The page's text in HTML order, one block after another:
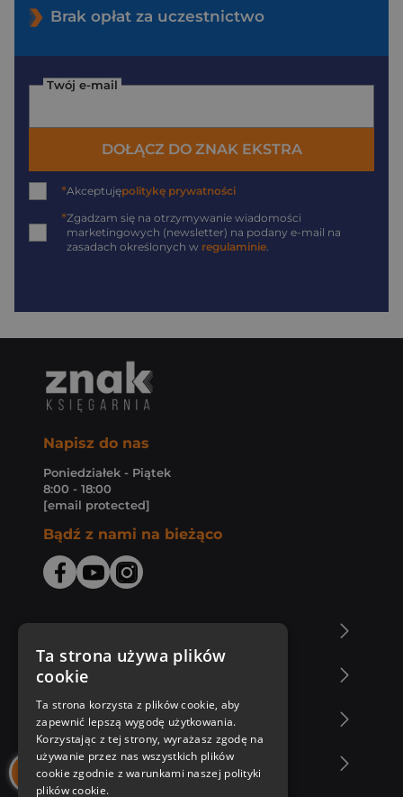
Brak opłat za uczestnictwo
Twój e-mail
DOŁĄCZ DO ZNAK EKSTRA
*Akceptujępolitykę prywatności
*Zgadzam się na otrzymywanie wiadomości
marketingowych (newsletter) na podany e-mail na
zasadach określonych w regulaminie.
Napisz do nas
Poniedziałek - Piątek
8:00 - 18:00
[email protected]
Bądź z nami na bieżąco
Zakupy u nas
Nasza oferta
Nasi autorzy
Ta strona używa plików
cookie
Ta strona korzysta z plików cookie, aby
zapewnić lepszą wygodę użytkowania.
Korzystając z tej strony, wyrażasz zgodę na
używanie przez nas wszystkich plików
cookie zgodnie z warunkami naszej polityki
plików cookie.